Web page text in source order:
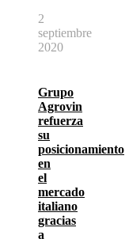
2
septiembre
2020
Grupo
Agrovin
refuerza
su
posicionamiento
en
el
mercado
italiano
gracias
a